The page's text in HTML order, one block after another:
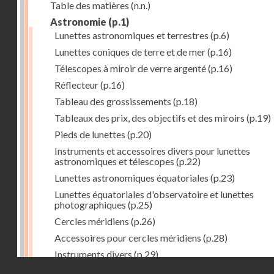
Table des matières (n.n.)
Astronomie (p.1)
Lunettes astronomiques et terrestres (p.6)
Lunettes coniques de terre et de mer(p.16)
Télescopes à miroir de verre argenté(p.16)
Réflecteur(p.16)
Tableau des grossissements (p.18)
Tableaux des prix, des objectifs et des miroirs (p.19)
Pieds de lunettes (p.20)
Instruments et accessoires divers pour lunettes
astronomiques et télescopes (p.22)
Lunettes astronomiques équatoriales (p.23)
Lunettes équatoriales d'observatoire et lunettes
photographiques (p.25)
Cercles méridiens (p.26)
Accessoires pour cercles méridiens (p.28)
Instruments divers (p.29)